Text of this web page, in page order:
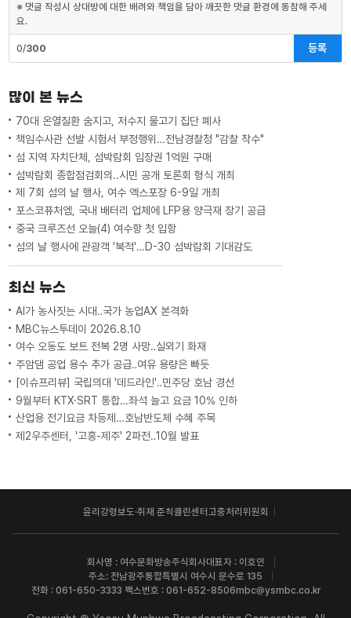
※ 댓글 작성시 상대방에 대한 배려와 책임을 담아 깨끗한 댓글 환경에 동참해 주세
요.
0/300 등록
많이 본 뉴스
70대 온열질환 숨지고, 저수지 물고기 집단 폐사
책임수사관 선발 시험서 부정행위…전남경찰청 "감찰 착수"
섬 지역 자치단체, 섬박람회 입장권 1억원 구매
섬박람회 종합점검회의..시민 공개 토론회 형식 개최
제 7회 섬의 날 행사, 여수 엑스포장 6-9일 개최
포스코퓨처엠, 국내 배터리 업체에 LFP용 양극재 장기 공급
중국 크루즈선 오늘(4) 여수항 첫 입항
섬의 날 행사에 관광객 '북적'…D-30 섬박람회 기대감도
최신 뉴스
AI가 농사짓는 시대‥국가 농업AX 본격화
MBC뉴스투데이 2026.8.10
여수 오동도 보트 전복 2명 사망‥실외기 화재
주암댐 공업 용수 추가 공급‥여유 용량은 빠듯
[이슈프리뷰] 국립의대 '데드라인'‥민주당 호남 경선
9월부터 KTX·SRT 통합…좌석 늘고 요금 10% 인하
산업용 전기요금 차등제…호남반도체 수혜 주목
제2우주센터, '고흥-제주' 2파전‥10월 발표
윤리강령 보도·취재 준칙클린센터 고충처리위원회
회사명 : 여수문화방송주식회사대표자 : 이호인
주소: 전남광주통합특별시 여수시 문수로 135
전화 : 061-650-3333 팩스번호 : 061-652-8506mbc@ysmbc.co.kr